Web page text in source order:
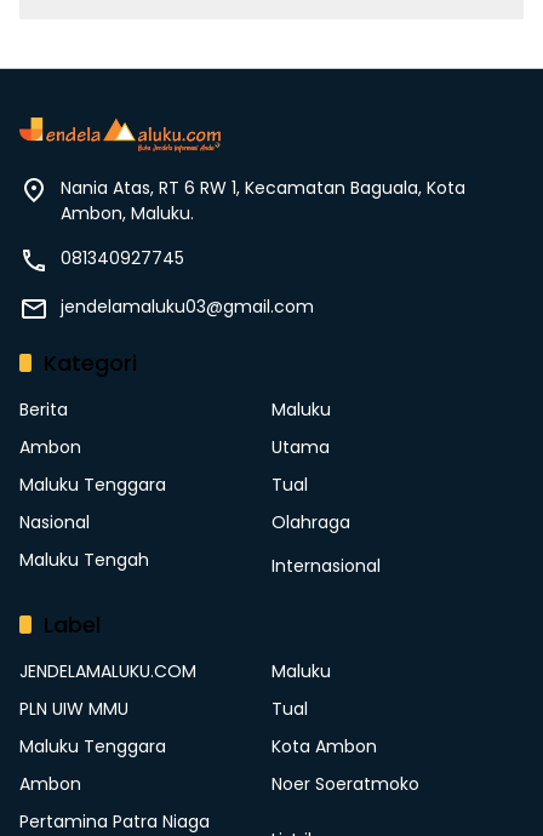
Nania Atas, RT 6 RW 1, Kecamatan Baguala, Kota
Ambon, Maluku.
081340927745
jendelamaluku03@gmail.com
Kategori
Berita
Maluku
Ambon
Utama
Maluku Tenggara
Tual
Nasional
Olahraga
Maluku Tengah
Internasional
Label
JENDELAMALUKU.COM
Maluku
PLN UIW MMU
Tual
Maluku Tenggara
Kota Ambon
Ambon
Noer Soeratmoko
Pertamina Patra Niaga